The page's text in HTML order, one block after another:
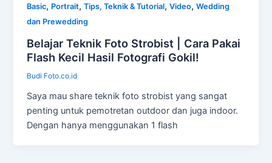
Basic, Portrait,Tips, Teknik & Tutorial,Video,Wedding
dan Prewedding
Belajar Teknik Foto Strobist | Cara Pakai
Flash Kecil Hasil Fotografi Gokil!
Budi Foto.co.id
Saya mau share teknik foto strobist yang sangat
penting untuk pemotretan outdoor dan juga indoor.
Dengan hanya menggunakan 1 flash